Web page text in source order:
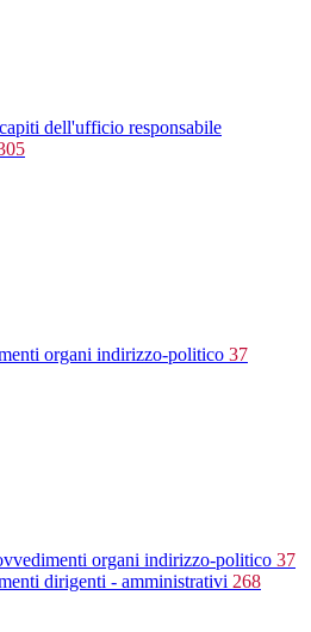
dell'ufficio responsabile
organi indirizzo-politico 37
organi indirizzo-politico 37
dirigenti - amministrativi 268